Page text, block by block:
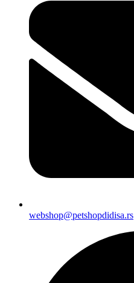
webshop@petshopdidisa.rs